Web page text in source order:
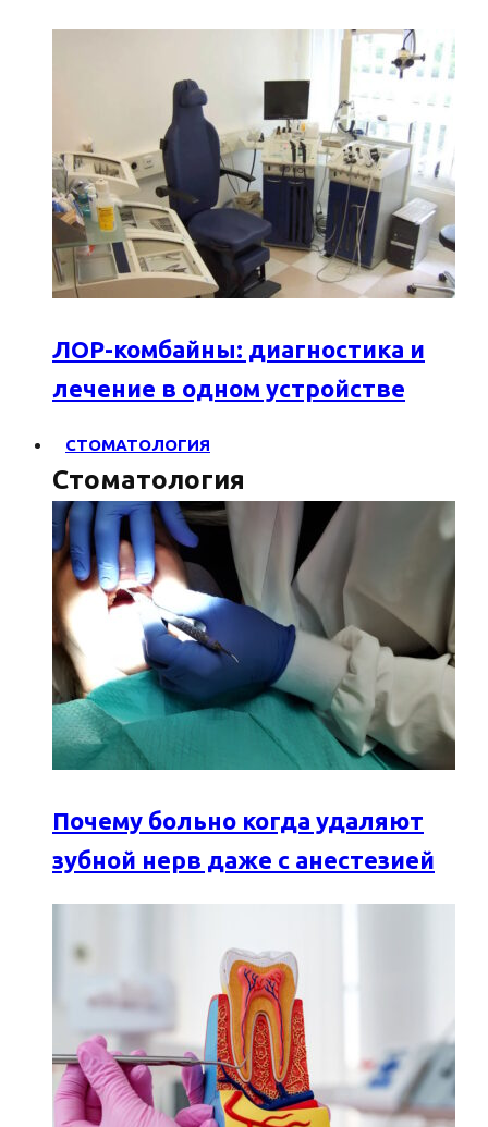
ЛОР-комбайны: диагностика и
лечение в одном устройстве
СТОМАТОЛОГИЯ
Стоматология
Почему больно когда удаляют
зубной нерв даже с анестезией